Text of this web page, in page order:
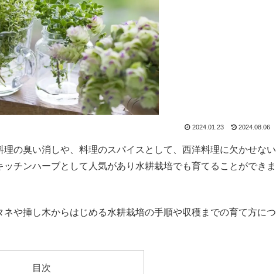
2024.01.23 2024.08.06
の臭い消しや、料理のスパイスとして、西洋料理に欠かせない
チンハーブとして人気があり水耕栽培でも育てることができま
や挿し木からはじめる水耕栽培の手順や収穫までの育て方につ
目次